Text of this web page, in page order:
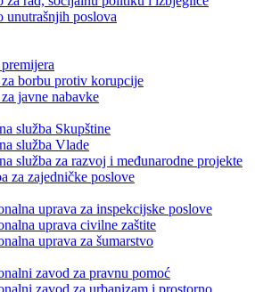
unutrašnjih poslova
borbu protiv korupcije
javne nabavke
služba Skupštine
služba Vlade
služba za razvoj i međunarodne projekte
za zajedničke poslove
uprava za inspekcijske poslove
uprava civilne zaštite
uprava za šumarstvo
zavod za pravnu pomoć